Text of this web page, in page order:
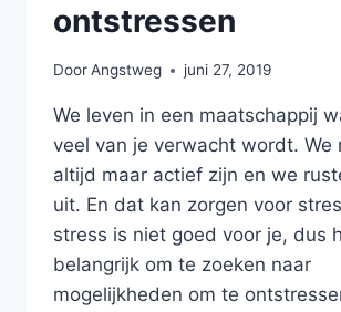
ontstressen
DoorAngstweg juni 27, 2019
We leven in een maatschappij
veel van je verwacht wordt. We
altijd maar actief zijn en we
uit. En dat kan zorgen voor
stress is niet goed voor je, dus
belangrijk om te zoeken naar
mogelijkheden om te